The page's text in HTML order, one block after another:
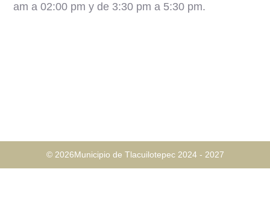
am a 02:00 pm y de 3:30 pm a 5:30 pm.
© 2026Municipio de Tlacuilotepec 2024 - 2027